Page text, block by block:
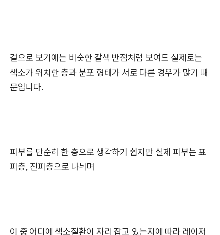
겉으로 보기에는 비슷한 갈색 반점처럼 보여도 실제로는
색소가 위치한 층과 분포 형태가 서로 다른 경우가 많기 때
문입니다.
피부를 단순히 한 층으로 생각하기 쉽지만 실제 피부는 표
피층, 진피층으로 나뉘며
이 중 어디에 색소질환이 자리 잡고 있는지에 따라 레이저